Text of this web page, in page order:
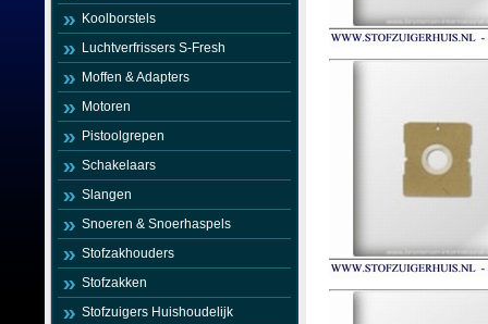
Koolborstels
Luchtverfrissers S-Fresh
Moffen & Adapters
Motoren
Pistoolgrepen
Schakelaars
Slangen
Snoeren & Snoerhaspels
Stofzakhouders
Stofzakken
Stofzuigers Huishoudelijk